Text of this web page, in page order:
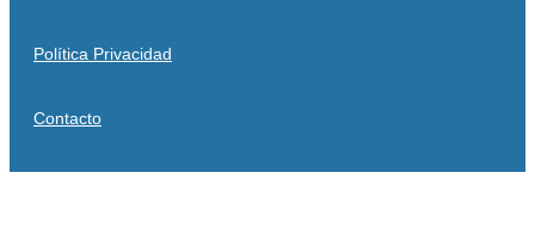
Política Privacidad
Contacto